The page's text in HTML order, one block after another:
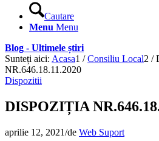
Cautare
Menu Menu
Blog - Ultimele știri
Sunteți aici: Acasa1 / Consiliu Local2 /
NR.646.18.11.2020
Dispozitii
DISPOZIȚIA
aprilie 12, 2021/de Web Suport